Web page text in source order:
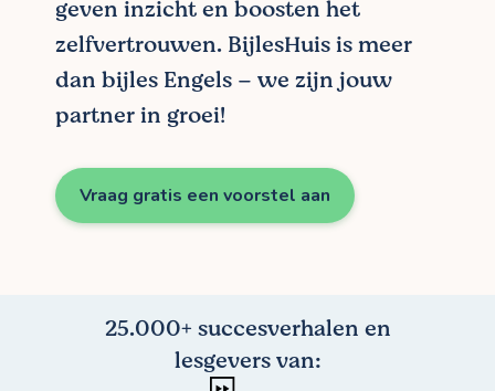
geven inzicht en boosten het
zelfvertrouwen. BijlesHuis is meer
dan bijles Engels – we zijn jouw
partner in groei!
Vraag gratis een voorstel aan
25.000+ succesverhalen en
lesgevers van: